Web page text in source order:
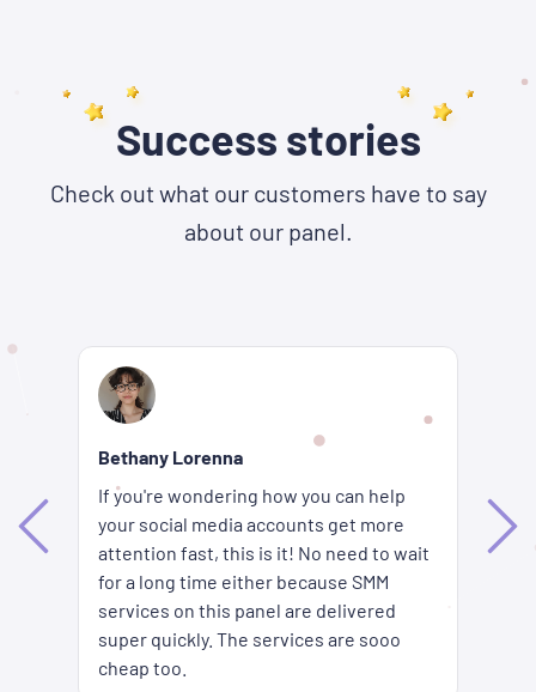
Success stories
Check out what our customers have to say
about our panel.
Bethany Lorenna
If you're wondering how you can help
your social media accounts get more
attention fast, this is it! No need to wait
for a long time either because SMM
services on this panel are delivered
super quickly. The services are sooo
cheap too.